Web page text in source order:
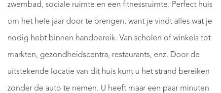
zwembad, sociale ruimte en een fitnessruimte. Perfect huis
om het hele jaar door te brengen, want je vindt alles wat je
nodig hebt binnen handbereik. Van scholen of winkels tot
markten, gezondheidscentra, restaurants, enz. Door de
uitstekende locatie van dit huis kunt u het strand bereiken
zonder de auto te nemen. U heeft maar een paar minuten